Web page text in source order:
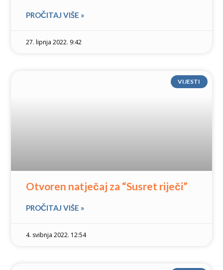
PROČITAJ VIŠE »
27. lipnja 2022. 9:42
VIJESTI
Otvoren natječaj za “Susret riječi”
PROČITAJ VIŠE »
4. svibnja 2022. 12:54